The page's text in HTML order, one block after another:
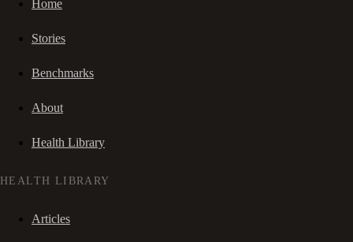
Home
Stories
Benchmarks
About
Health Library
HEALTH LIBRARY
Articles